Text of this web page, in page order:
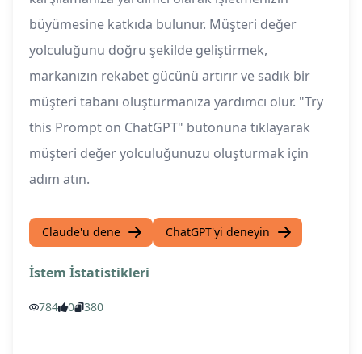
büyümesine katkıda bulunur. Müşteri değer
yolculuğunu doğru şekilde geliştirmek,
markanızın rekabet gücünü artırır ve sadık bir
müşteri tabanı oluşturmanıza yardımcı olur. "Try
this Prompt on ChatGPT" butonuna tıklayarak
müşteri değer yolculuğunuzu oluşturmak için
adım atın.
Claude'u dene ChatGPT'yi deneyin
İstem İstatistikleri
784 0 380